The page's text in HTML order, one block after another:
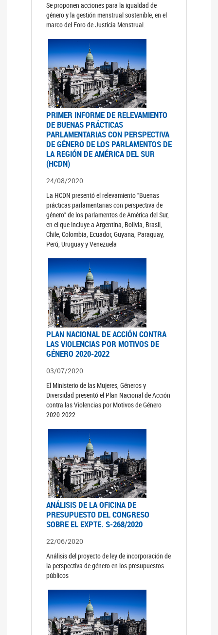
Se proponen acciones para la igualdad de
género y la gestión menstrual sostenible, en el
marco del Foro de Justicia Menstrual.
PRIMER INFORME DE RELEVAMIENTO
DE BUENAS PRÁCTICAS
PARLAMENTARIAS CON PERSPECTIVA
DE GÉNERO DE LOS PARLAMENTOS DE
LA REGIÓN DE AMÉRICA DEL SUR
(HCDN)
24/08/2020
La HCDN presentó el relevamiento "Buenas
prácticas parlamentarias con perspectiva de
género" de los parlamentos de América del Sur,
en el que incluye a Argentina, Bolivia, Brasil,
Chile, Colombia, Ecuador, Guyana, Paraguay,
Perú, Uruguay y Venezuela
PLAN NACIONAL DE ACCIÓN CONTRA
LAS VIOLENCIAS POR MOTIVOS DE
GÉNERO 2020-2022
03/07/2020
El Ministerio de las Mujeres, Géneros y
Diversidad presentó el Plan Nacional de Acción
contra las Violencias por Motivos de Género
2020-2022
ANÁLISIS DE LA OFICINA DE
PRESUPUESTO DEL CONGRESO
SOBRE EL EXPTE. S-268/2020
22/06/2020
Análisis del proyecto de ley de incorporación de
la perspectiva de género en los presupuestos
públicos